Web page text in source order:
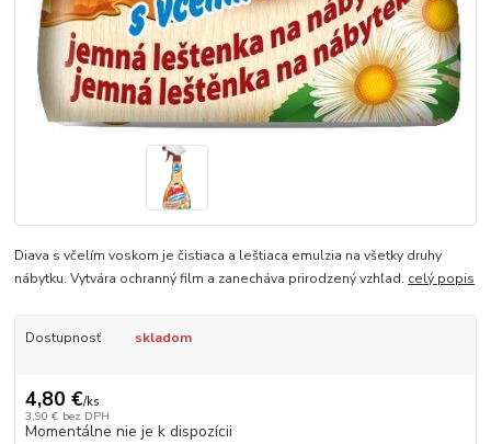
Diava s včelím voskom je čistiaca a leštiaca emulzia na všetky druhy
nábytku. Vytvára ochranný film a zanecháva prirodzený vzhľad. celý popis
Dostupnosť skladom
4,80 €/ks
3,90 € bez DPH
Momentálne nie je k dispozícii